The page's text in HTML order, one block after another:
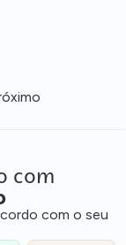
com
com o seu